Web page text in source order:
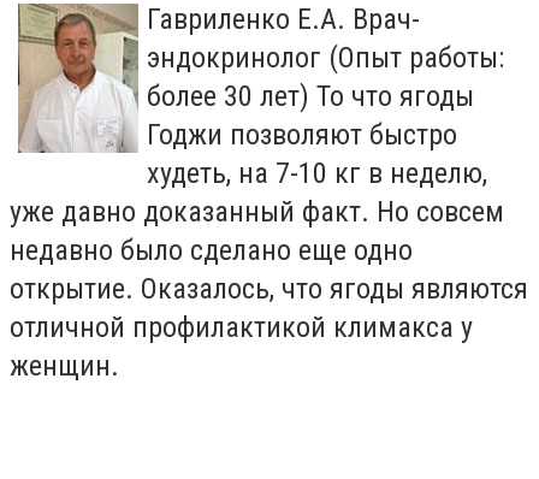
Гавриленко Е.А. Врач-
эндокринолог (Опыт работы:
более 30 лет) То что ягоды
Годжи позволяют быстро
худеть, на 7-10 кг в неделю,
уже давно доказанный факт. Но совсем
недавно было сделано еще одно
открытие. Оказалось, что ягоды являются
отличной профилактикой климакса у
женщин.